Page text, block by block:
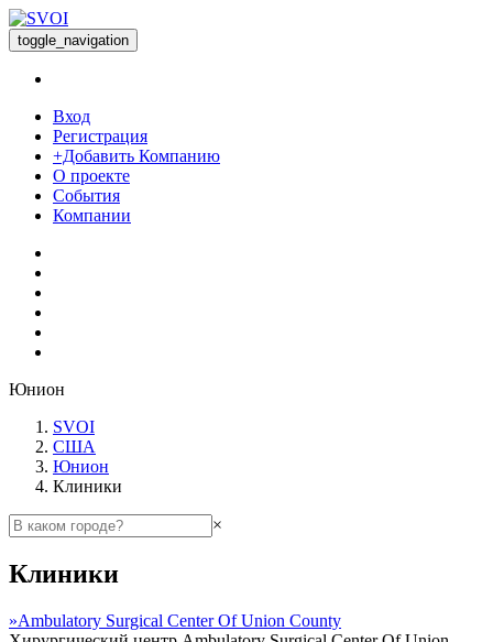
toggle_navigation
Вход
Регистрация
+Добавить Компанию
О проекте
События
Компании
Юнион
SVOI
США
Юнион
Клиники
×
Клиники
»Ambulatory Surgical Center Of Union County